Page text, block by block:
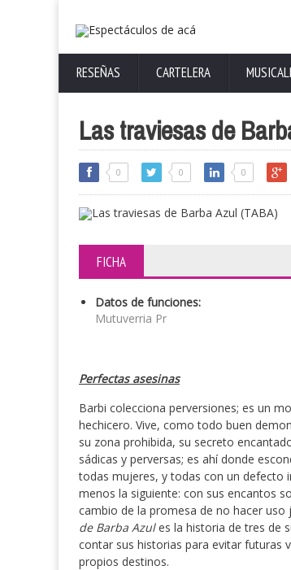
RESEÑAS CARTELERA
Las traviesas de
0 0 0
FICHA
Datos de funciones:
Mutuverria Pr
Perfectas asesinas
Barbi colecciona perversiones; es un
hechicero. Vive, como todo buen
su zona prohibida, su secreto
sádicas y perversas; es ahí donde
todas mujeres, y todas con un defecto
menos la siguiente: con sus encantos
cambio de la promesa de no hacer
de Barba Azules la historia de tres de
contar sus historias para evitar futuras
propios destinos.